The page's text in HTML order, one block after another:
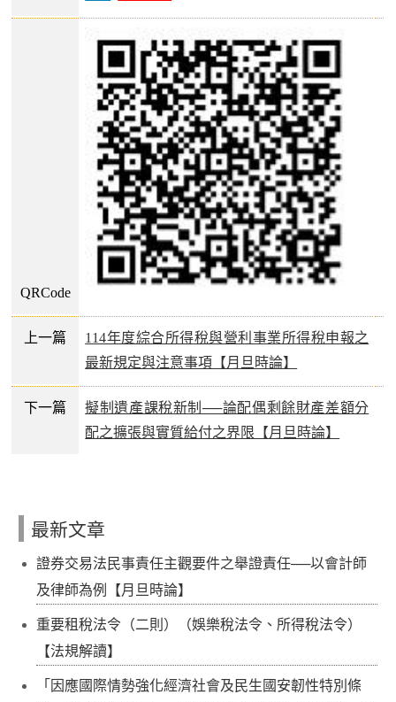
QRCode
上一篇
114年度綜合所得稅與營利事業所得稅申報之
最新規定與注意事項【月旦時論】
下一篇
擬制遺產課稅新制──論配偶剩餘財產差額分
配之擴張與實質給付之界限【月旦時論】
最新文章
證券交易法民事責任主觀要件之舉證責任──以會計師
及律師為例【月旦時論】
重要租稅法令（二則）（娛樂稅法令、所得稅法令）
【法規解讀】
「因應國際情勢強化經濟社會及民生國安韌性特別條